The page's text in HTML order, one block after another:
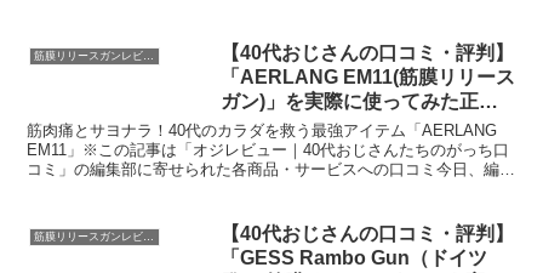
筋膜リリースガンレビュー
【40代おじさんの口コミ・評判】
「AERLANG EM11(筋膜リリース
ガン)」を実際に使ってみた正直
感想
筋肉痛とサヨナラ！40代のカラダを救う最強アイテム「AERLANG
EM11」※この記事は「オジレビュー｜40代おじさんたちのがっち口
コミ」の編集部に寄せられた各商品・サービスへの口コミ今日、編集
筋膜リリースガンレビュー
【40代おじさんの口コミ・評判】
「GESS Rambo Gun（ドイツ